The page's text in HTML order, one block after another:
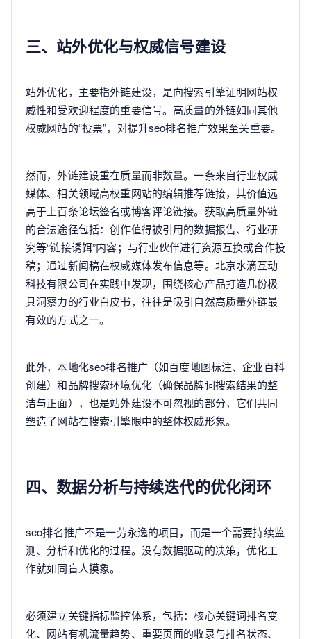
三、站外优化与权威信号建设
站外优化，主要指外链建设，是向搜索引擎证明网站权
威性和受欢迎程度的重要信号。高质量的外链如同其他
权威网站的“投票”，对提升seo排名推广效果至关重要。
然而，外链建设重在质量而非数量。一条来自行业权威
媒体、相关领域高权重网站的编辑推荐链接，其价值远
高于上百条论坛签名或博客评论链接。获取高质量外链
的合法途径包括：创作值得被引用的数据报告、行业研
究等“链接诱饵”内容；与行业伙伴进行资源互换或合作投
稿；通过新闻稿在权威媒体发布信息等。北京水滴互动
科技有限公司在实践中发现，围绕核心产品打造几份极
具洞察力的行业白皮书，往往是吸引自然高质量外链最
有效的方式之一。
此外，本地化seo排名推广（如百度地图标注、企业百科
创建）和品牌搜索环境优化（确保品牌词搜索结果的整
洁与正面），也是站外建设不可忽视的部分，它们共同
塑造了网站在搜索引擎眼中的整体权威形象。
四、数据分析与持续迭代的优化闭环
seo排名推广不是一劳永逸的项目，而是一个需要持续监
测、分析和优化的过程。没有数据驱动的决策，优化工
作就如同盲人摸象。
必须建立关键指标监控体系，包括：核心关键词排名变
化、网站有机流量趋势、重要页面的收录与排名状态、